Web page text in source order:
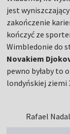
jest
zakończenie
kończyć ze
Wimbledonie do
Novakiem
pewno byłaby to
londyńskiej ziemi
Rafael